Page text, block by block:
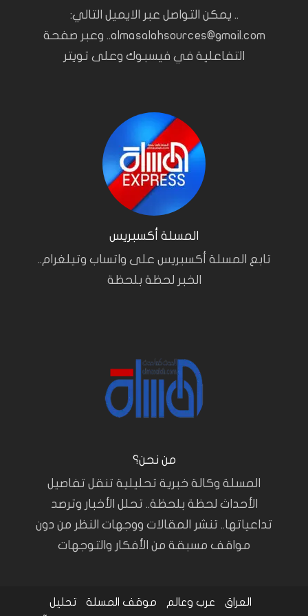
.. يمكن التواصل عبر الايميل التالي:
almasalahsources@gmail.com.. وعبر صفحة
التفاعلية في فيسبوك وعلى تويتر
المسلة أكسبريس
تابع المسلة أكسبريس على واتساب وتيلغرام..
الخبر لحظة بلحظة
من نحن؟
المسلة وكالة خبرية تحليلية تنقل تفاصيل
الأحداث لحظة بلحظة.. تحلل الأخبار وترصد
تداعياتها.. تنشر المقالات ووجهات النظر من دون
مواقف مسبقة من الأفكار والتوجهات
العراق عرب وعالم موقف المسلة
تحليل